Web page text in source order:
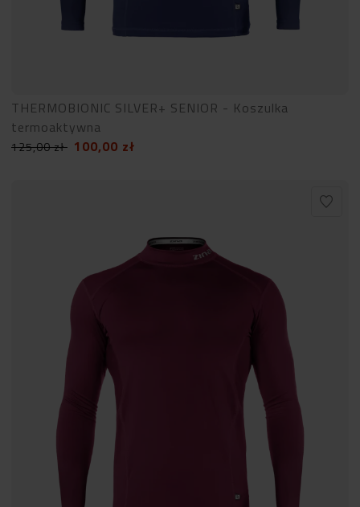
THERMOBIONIC SILVER+ SENIOR - Koszulka
termoaktywna
125,00zł 100,00 zł